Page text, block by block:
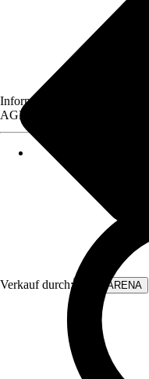
Verkauf durch: WALLARENA
Informationen des
AGB, finden Sie bei Klick